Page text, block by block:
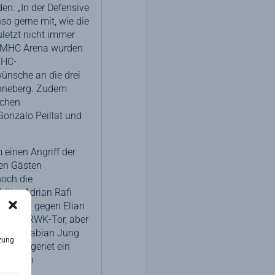
„In der Defensive
gerne mit, wie die
nicht immer
Arena wurden
an die drei
Zudem
Peillat und
einen Angriff der
Gästen
die
Adrian Rafi
dann gegen Elian
im RWK-Tor, aber
Fabian Jung
geriet ein
zum